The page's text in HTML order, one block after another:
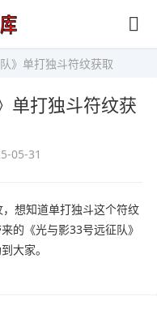
》单打独斗符纹获取
单打独斗符纹获
05-31
想知道单打独斗这个符纹
的《光与影33号远征队》
大家。